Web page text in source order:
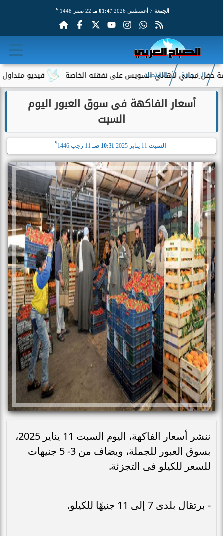
الجمعة 7 أغسطس 2026 01:47 مـ 22 صفر 1448 هـ
فيديو متداول لسيدة لأهالي السويس على نفقته الخاصة
الرئيسية الاقتصاد
أسعار الفاكهة فى سوق العبور اليوم
السبت
السبت 10:31 صـ 11 رجب 1446
هـ
ننشر أسعار الفاكهة‌، اليوم السبت 11 يناير 2025،
بسوق العبور للجملة، ويضاف من 3- 5 جنيهات
للسعر للكيلو فى التجزئة.
- برتقال بلدى 7 إلى 11 جنيهًا للكيلو.